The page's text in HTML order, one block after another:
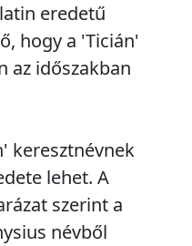
eredetű
hogy a 'Ticián'
az időszakban
keresztnévnek
lehet. A
szerint a
névből